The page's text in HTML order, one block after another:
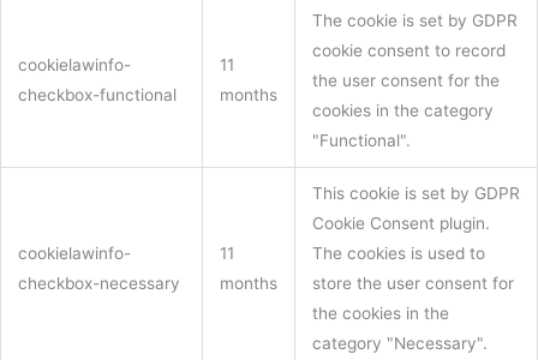
cookielawinfo-
checkbox-functional
11
months
The cookie is set by GDPR
cookie consent to record
the user consent for the
cookies in the category
"Functional".
cookielawinfo-
checkbox-necessary
11
months
This cookie is set by GDPR
Cookie Consent plugin.
The cookies is used to
store the user consent for
the cookies in the
category "Necessary".